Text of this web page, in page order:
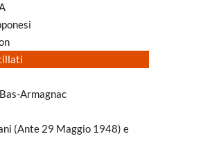
Armagnac
(Ante 29 Maggio 1948) e